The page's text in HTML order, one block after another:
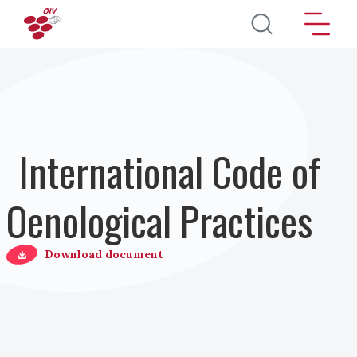
Pasar al contenido principal
International Code of
Oenological Practices
Download document